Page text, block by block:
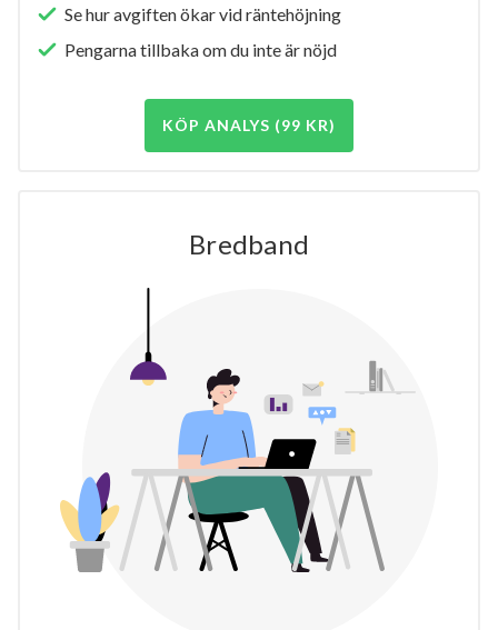
Se hur avgiften ökar vid räntehöjning
Pengarna tillbaka om du inte är nöjd
KÖP ANALYS (99 KR)
Bredband